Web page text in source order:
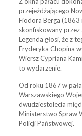
Arcana
Gazeta
Kultura i
Problemy
Przegląd
Przegląd
Samorząd
Sprawy
(EBBE)
Nauka
Książki można
płatnego
1 dzień.
Jeśli
e-książki, po
jednocześnie
zakupu.
Dostęp do
akademickiej
publikacji.
przejeżdżającego
Fiodora Berga (1863
skonfiskowany przez
Legenda głosi, że z
Fryderyka Chopina
Wiersz Cypriana
to wydarzenie.
Od roku 1867 w
Warszawskiego
dwudziestolecia
Ministerstwo Spraw
Policji Państwowej.